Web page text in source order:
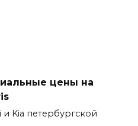
цены на
Kia петербургской